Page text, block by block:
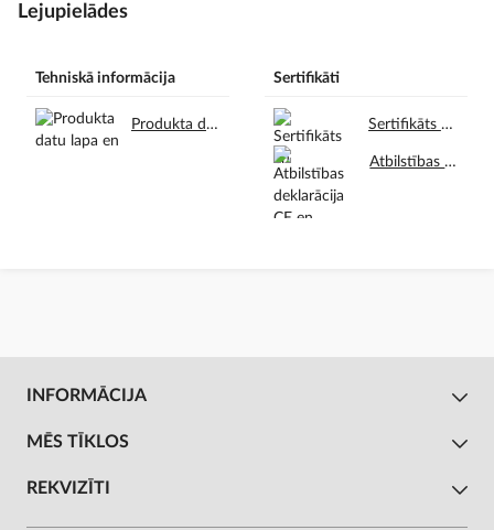
Lejupielādes
Tehniskā informācija
Produkta datu lapa en.pdf
Sertifikāti
Sertifikāts en.pdf
Atbilstības deklarācija CE en.pdf
INFORMĀCIJA
MĒS TĪKLOS
REKVIZĪTI